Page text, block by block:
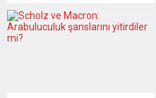
oyununu tersine çevirmiş
görünüyor. Der Spiegel,